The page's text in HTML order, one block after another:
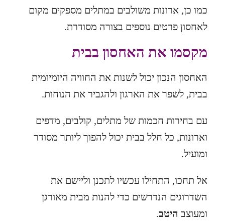
כמו כן, ארונות משולבים במתלים מספקים מקום
לאחסון פרטים נוספים בצורה מסודרת.
מקסמו את האחסון בבית
האחסון הנכון יכול לשנות את החוויה היומיומית
בבית, לשפר את הארגון ולהגביר את הנוחות.
עם בחירות חכמות של מתלים, קולבים, מדפים
וארונות, כל חלל בבית יכול להפוך ליותר מסודר
ומועיל.
אל תחכו, התחילו עכשיו לתכנן וליישם את
השדרוגים הנדרשים כדי להנות מבית מאורגן
ומעוצב היטב.